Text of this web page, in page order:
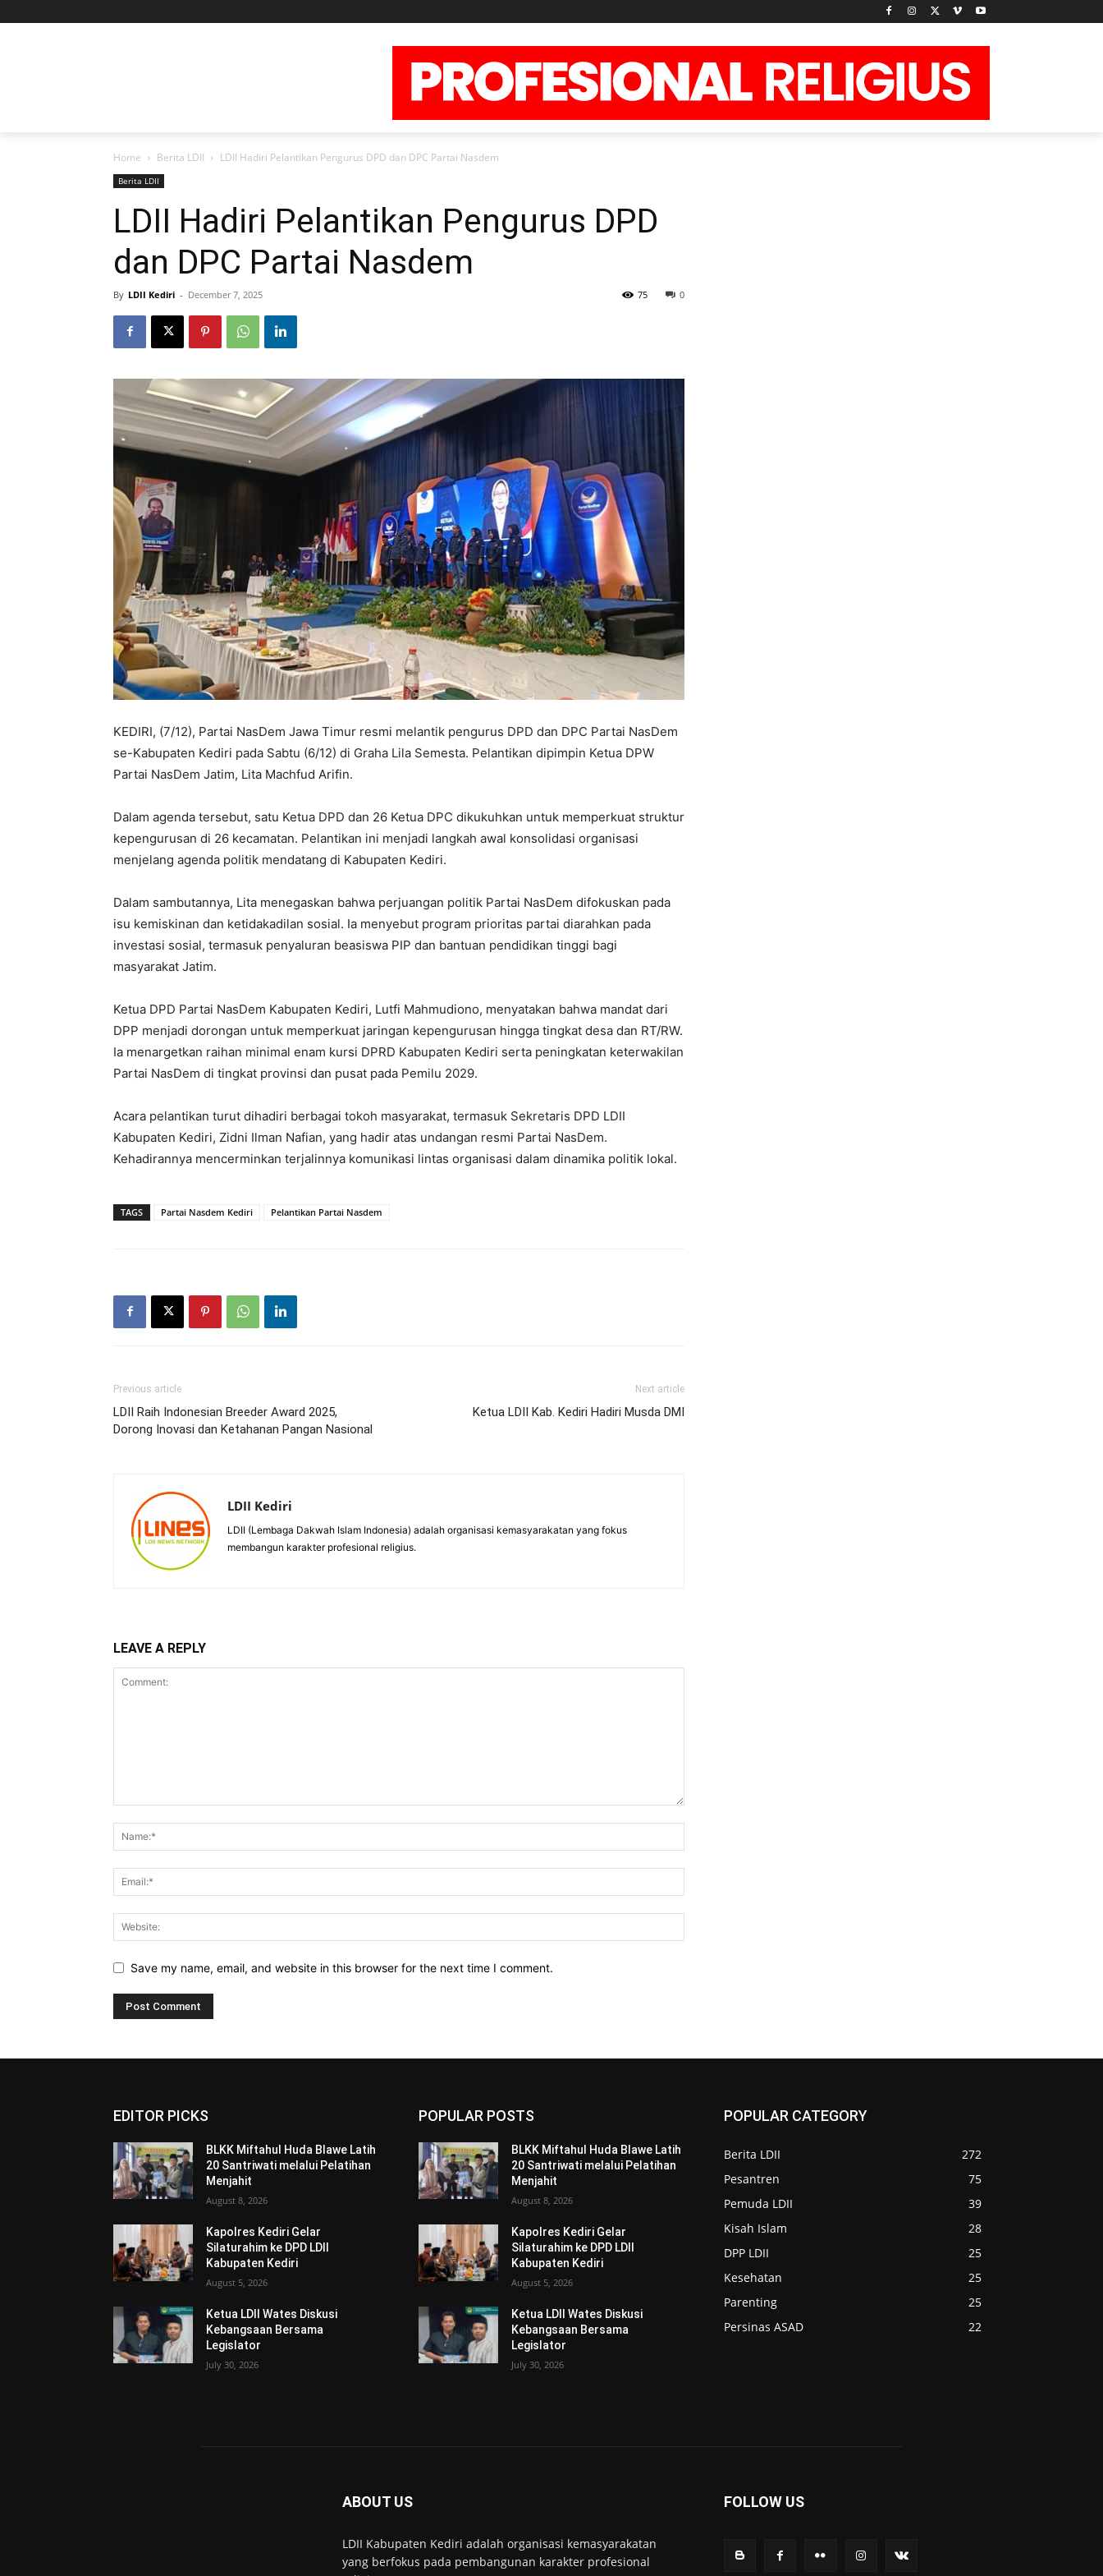
Home Berita LDII LDII Hadiri Pelantikan Pengurus DPD dan DPC Partai Nasdem
Berita LDII
LDII Hadiri Pelantikan Pengurus DPD
dan DPC Partai Nasdem
By LDII Kediri - December 7, 2025 0
75
KEDIRI, (7/12), Partai NasDem Jawa Timur resmi melantik pengurus DPD dan DPC Partai NasDem
se-Kabupaten Kediri pada Sabtu (6/12) di Graha Lila Semesta. Pelantikan dipimpin Ketua DPW
Partai NasDem Jatim, Lita Machfud Arifin.
Dalam agenda tersebut, satu Ketua DPD dan 26 Ketua DPC dikukuhkan untuk memperkuat struktur
kepengurusan di 26 kecamatan. Pelantikan ini menjadi langkah awal konsolidasi organisasi
menjelang agenda politik mendatang di Kabupaten Kediri.
Dalam sambutannya, Lita menegaskan bahwa perjuangan politik Partai NasDem difokuskan pada
isu kemiskinan dan ketidakadilan sosial. Ia menyebut program prioritas partai diarahkan pada
investasi sosial, termasuk penyaluran beasiswa PIP dan bantuan pendidikan tinggi bagi
masyarakat Jatim.
Ketua DPD Partai NasDem Kabupaten Kediri, Lutfi Mahmudiono, menyatakan bahwa mandat dari
DPP menjadi dorongan untuk memperkuat jaringan kepengurusan hingga tingkat desa dan RT/RW.
Ia menargetkan raihan minimal enam kursi DPRD Kabupaten Kediri serta peningkatan keterwakilan
Partai NasDem di tingkat provinsi dan pusat pada Pemilu 2029.
Acara pelantikan turut dihadiri berbagai tokoh masyarakat, termasuk Sekretaris DPD LDII
Kabupaten Kediri, Zidni Ilman Nafian, yang hadir atas undangan resmi Partai NasDem.
Kehadirannya mencerminkan terjalinnya komunikasi lintas organisasi dalam dinamika politik lokal.
TAGS Partai Nasdem Kediri Pelantikan Partai Nasdem
Previous article
LDII Raih Indonesian Breeder Award 2025,
Dorong Inovasi dan Ketahanan Pangan Nasional
Next article
Ketua LDII Kab. Kediri Hadiri Musda DMI
LDII Kediri
LDII (Lembaga Dakwah Islam Indonesia) adalah organisasi kemasyarakatan yang fokus
membangun karakter profesional religius.
LEAVE A REPLY
Save my name, email, and website in this browser for the next time I comment.
EDITOR PICKS
BLKK Miftahul Huda Blawe Latih
20 Santriwati melalui Pelatihan
Menjahit
August 8, 2026
Kapolres Kediri Gelar
Silaturahim ke DPD LDII
Kabupaten Kediri
August 5, 2026
Ketua LDII Wates Diskusi
Kebangsaan Bersama
Legislator
July 30, 2026
POPULAR POSTS
BLKK Miftahul Huda Blawe Latih
20 Santriwati melalui Pelatihan
Menjahit
August 8, 2026
Kapolres Kediri Gelar
Silaturahim ke DPD LDII
Kabupaten Kediri
August 5, 2026
Ketua LDII Wates Diskusi
Kebangsaan Bersama
Legislator
July 30, 2026
POPULAR CATEGORY
Berita LDII
272
Pesantren
75
Pemuda LDII
39
Kisah Islam
28
DPP LDII
25
Kesehatan
25
Parenting
25
Persinas ASAD
22
ABOUT US
LDII Kabupaten Kediri adalah organisasi kemasyarakatan
yang berfokus pada pembangunan karakter profesional
FOLLOW US